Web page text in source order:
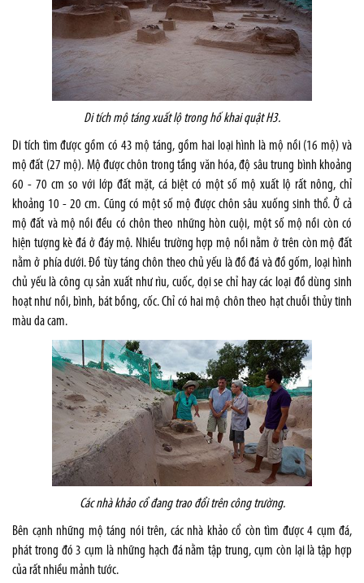
Di tích mộ táng xuất lộ trong hố khai quật H3.
Di tích tìm được gồm có 43 mộ táng, gồm hai loại hình là mộ nồi (16 mộ) và
mộ đất (27 mộ). Mộ được chôn trong tầng văn hóa, độ sâu trung bình khoảng
60 - 70 cm so với lớp đất mặt, cá biệt có một số mộ xuất lộ rất nông, chỉ
khoảng 10 - 20 cm. Cũng có một số mộ được chôn sâu xuống sinh thổ. Ở cả
mộ đất và mộ nồi đều có chôn theo những hòn cuội, một số mộ nồi còn có
hiện tượng kè đá ở đáy mộ. Nhiều trường hợp mộ nồi nằm ở trên còn mộ đất
nằm ở phía dưới. Đồ tùy táng chôn theo chủ yếu là đồ đá và đồ gốm, loại hình
chủ yếu là công cụ sản xuất như rìu, cuốc, dọi se chỉ hay các loại đồ dùng sinh
hoạt như nồi, bình, bát bồng, cốc. Chỉ có hai mộ chôn theo hạt chuỗi thủy tinh
màu da cam.
Các nhà khảo cổ đang trao đổi trên công trường.
Bên cạnh những mộ táng nói trên, các nhà khảo cổ còn tìm được 4 cụm đá,
phát trong đó 3 cụm là những hạch đá nằm tập trung, cụm còn lại là tập hợp
của rất nhiều mảnh tước.